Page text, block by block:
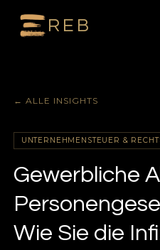
REB
← ALLE INSIGHTS
UNTERNEHMENSTEUER &
Gewerbliche
Wie Sie die